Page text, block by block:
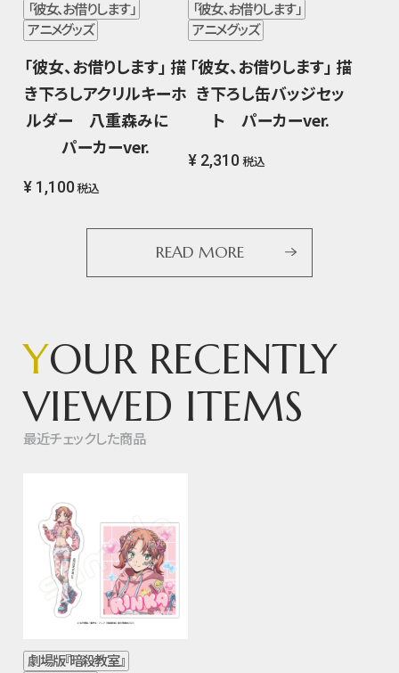
「彼女、お借りします」
アニメグッズ
「彼女、お借りします」 描
き下ろしアクリルキーホ
ルダー 八重森みに
パーカーver.
¥ 1,100 税込
「彼女、お借りします」
アニメグッズ
「彼女、お借りします」 描
き下ろし缶バッジセッ
ト パーカーver.
¥ 2,310 税込
READ MORE
YOUR RECENTLY
VIEWED ITEMS
最近チェックした商品
劇場版『暗殺教室』